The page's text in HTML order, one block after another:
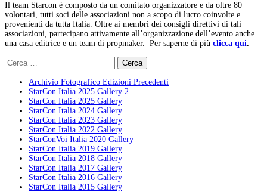
Il team Starcon è composto da un comitato organizzatore e da oltre 80
volontari, tutti soci delle associazioni non a scopo di lucro coinvolte e
provenienti da tutta Italia. Oltre ai membri dei consigli direttivi di tali
associazioni, partecipano attivamente all’organizzazione dell’evento anche
una casa editrice e un team di propmaker. Per saperne di più clicca qui.
Ricerca
per:
Archivio Fotografico Edizioni Precedenti
StarCon Italia 2025 Gallery 2
StarCon Italia 2025 Gallery
StarCon Italia 2024 Gallery
StarCon Italia 2023 Gallery
StarCon Italia 2022 Gallery
StarConVoi Italia 2020 Gallery
StarCon Italia 2019 Gallery
StarCon Italia 2018 Gallery
StarCon Italia 2017 Gallery
StarCon Italia 2016 Gallery
StarCon Italia 2015 Gallery